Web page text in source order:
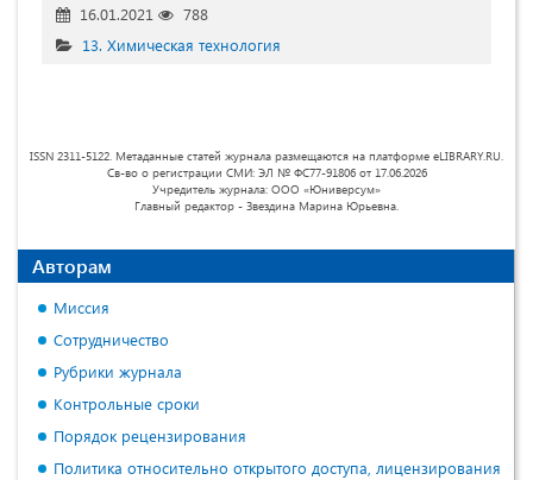
16.01.2021
788
13. Химическая технология
ISSN 2311-5122. Метаданные статей журнала размещаются на платформе eLIBRARY.RU.
Св-во о регистрации СМИ: ЭЛ № ФС77-91806 от 17.06.2026
Учредитель журнала: ООО «Юниверсум»
Главный редактор - Звездина Марина Юрьевна.
Авторам
Миссия
Сотрудничество
Рубрики журнала
Контрольные сроки
Порядок рецензирования
Политика относительно открытого доступа, лицензирования